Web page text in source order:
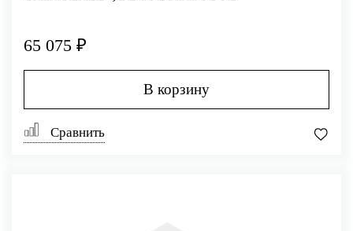
65 075 ₽
В корзину
Сравнить